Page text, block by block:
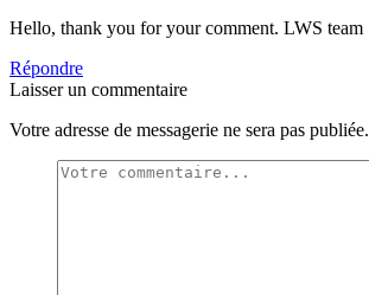
Hello, thank you for your comment. LWS team
Répondre
Laisser un commentaire
Votre adresse de messagerie ne sera pas publiée.